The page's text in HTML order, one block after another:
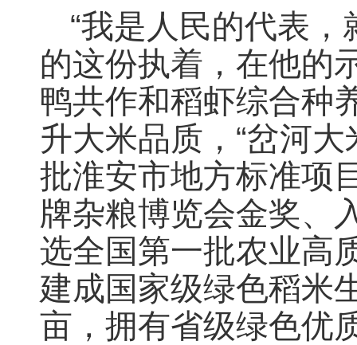
“我是人民的代表
的这份执着，在他的
鸭共作和稻虾综合种
升大米品质，“岔河
批淮安市地方标准项
牌杂粮博览会金奖、
选全国第一批农业高
建成国家级绿色稻米
亩，拥有省级绿色优